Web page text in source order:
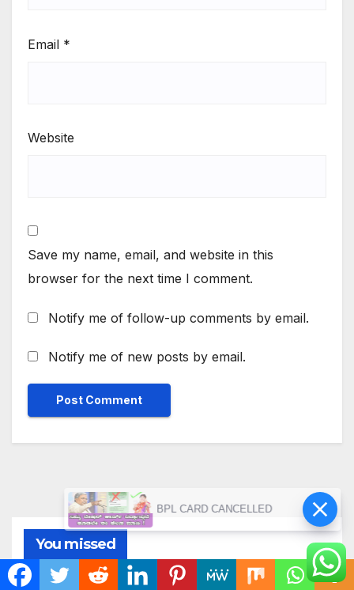
Email *
Website
Save my name, email, and website in this
browser for the next time I comment.
Notify me of follow-up comments by email.
Notify me of new posts by email.
You missed
BPL CARD CANCELLED